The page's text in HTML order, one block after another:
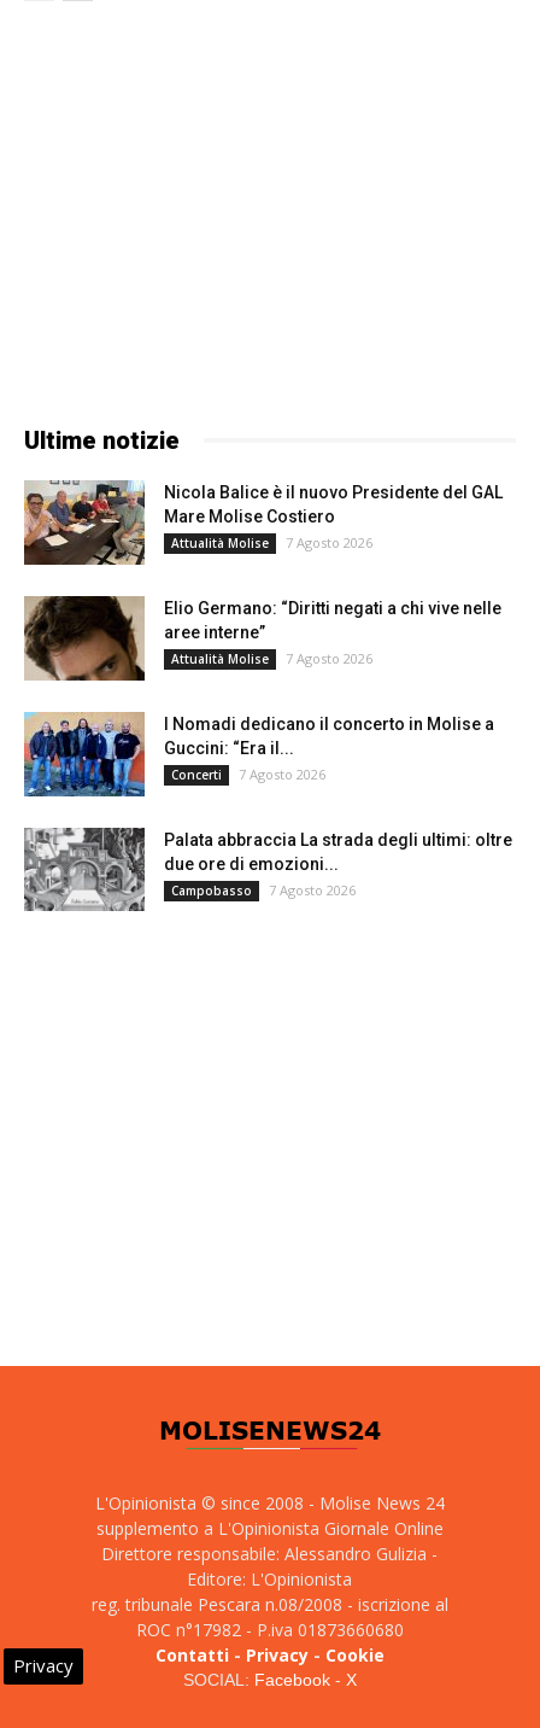
Ultime notizie
Nicola Balice è il nuovo Presidente del GAL
Mare Molise Costiero
Attualità Molise 7 Agosto 2026
Elio Germano: “Diritti negati a chi vive nelle
aree interne”
Attualità Molise 7 Agosto 2026
I Nomadi dedicano il concerto in Molise a
Guccini: “Era il...
Concerti 7 Agosto 2026
Palata abbraccia La strada degli ultimi: oltre
due ore di emozioni...
Campobasso 7 Agosto 2026
L'Opinionista © since 2008 - Molise News 24
supplemento a L'Opinionista Giornale Online
Direttore responsabile: Alessandro Gulizia -
Editore: L'Opinionista
reg. tribunale Pescara n.08/2008 - iscrizione al
ROC n°17982 - P.iva 01873660680
Contatti- Privacy- Cookie
SOCIAL: Facebook- X
Privacy